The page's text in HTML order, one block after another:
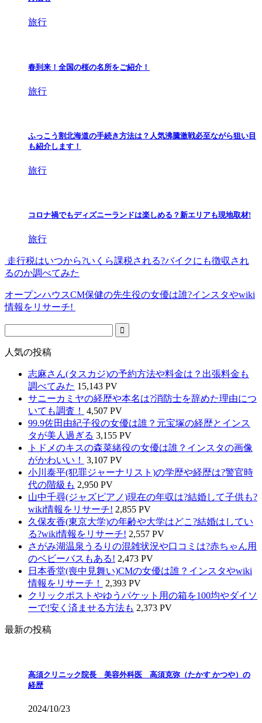
旅行
春到来！全国の桜の名所をご紹介！
旅行
ふっこう割北海道の手続き方法は？人気沸騰激戦必至ながら狙い目
も紹介します！
旅行
コロナ禍でもディズニーランドは楽しめる？新エリアも現地取材!
旅行
走行税はいつから?いくら課税される?バイクにも徴収され
るのか調べてみた
オープンハウスCM保健の先生役の女優は誰?インスタやwiki
情報をリサーチ!
人気の投稿
志麻さん(タスカジ)の予約方法や料金は？出張料金も
調べてみた 15,143 PV
サニーカミヤの経歴や本名は?消防士を辞めた理由につ
いても調査！
4,507 PV
99.9佐田由紀子役の女優は誰？元宝塚の経歴とインス
タが美人過ぎる 3,155 PV
トドメのキスの森菜緒役の女優は誰？インスタの画像
がかわいい！
3,107 PV
小川泰平(犯罪ジャーナリスト)の学歴や経歴は?警官時
代の階級も 2,950 PV
山中千尋(ジャズピアノ)現在の年収は?結婚して子供も?
wiki情報をリサーチ! 2,855 PV
久保友香(東京大学)の年齢や大学はどこ?結婚はしてい
る?wiki情報をリサーチ! 2,557 PV
さがみ湖温泉うるりの混雑状況や口コミは?赤ちゃん用
のベビーバスもある! 2,473 PV
日本香堂(喪中見舞い)CMの女優は誰？インスタやwiki
情報をリサーチ！
2,393 PV
クリックポストやゆうパケット用の箱を100均やダイソ
ーで!安く済ませる方法も 2,373 PV
最新の投稿
高須クリニック院長 美容外科医 高須克弥（たかす かつや）の
経歴
2024/10/23